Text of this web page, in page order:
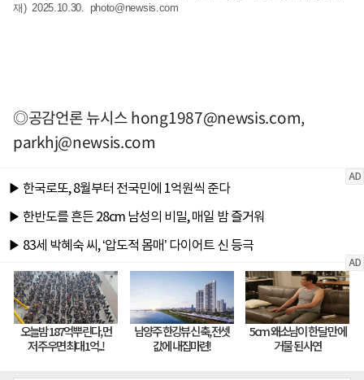
재) 2025.10.30. photo@newsis.com
◎공감언론 뉴시스hong1987@newsis.com,
parkhj@newsis.com